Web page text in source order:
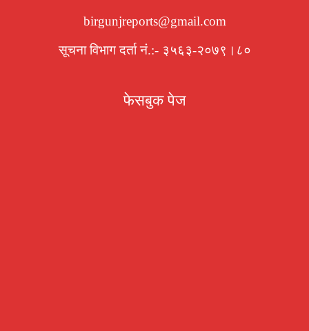
birgunjreports@gmail.com
सूचना विभाग दर्ता नं.:- ३५६३-२०७९।८०
फेसबुक पेज